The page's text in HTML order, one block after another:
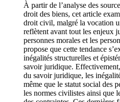
À partir de l’analyse des
droit des biens, cet article
droit civil, malgré la vocation
reflètent avant tout les enjeux
personnes morales et les
propose que cette tendance
inégalités structurelles et
savoir juridique.
du savoir juridique, les
même que le statut social des
les normes civilistes ainsi que